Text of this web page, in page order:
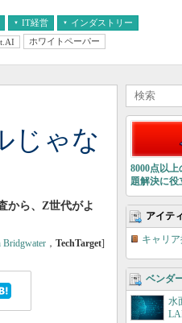
IT経営 インダストリー
ホワイトペーパー
じゃな
から、Z世代がよ
Bridgwater ， TechTarget]
8000点以
題解決に役
アイテ
キャリ
ベンダ
水